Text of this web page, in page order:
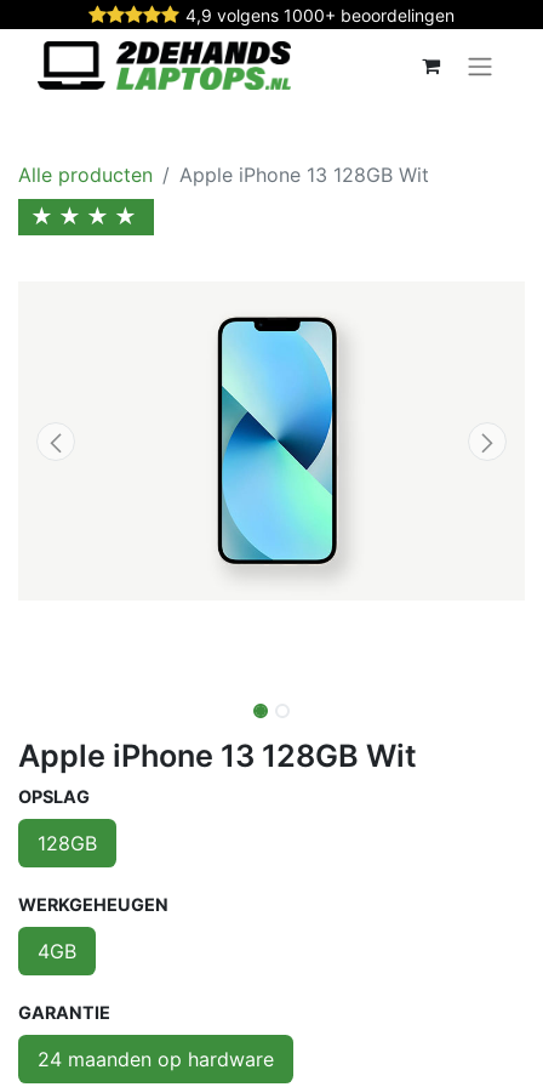
4,9 volgens 1000+ beoordelingen
Alle producten Apple iPhone 13 128GB Wit
★★★★
Apple iPhone 13 128GB Wit
OPSLAG
128GB
WERKGEHEUGEN
4GB
GARANTIE
24 maanden op hardware